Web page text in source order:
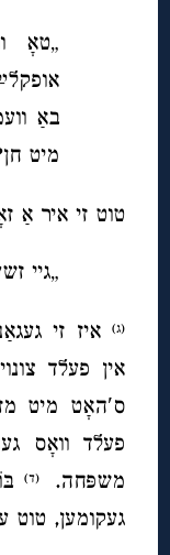
„טאָ
באַ
מיט
טוט זי איר אַ
„גיי
(ג)
איז זי
אין פעלד
ס′האָט מיט
פעלד וואָס
משפּחה.
(ד)
געקומען, טוט